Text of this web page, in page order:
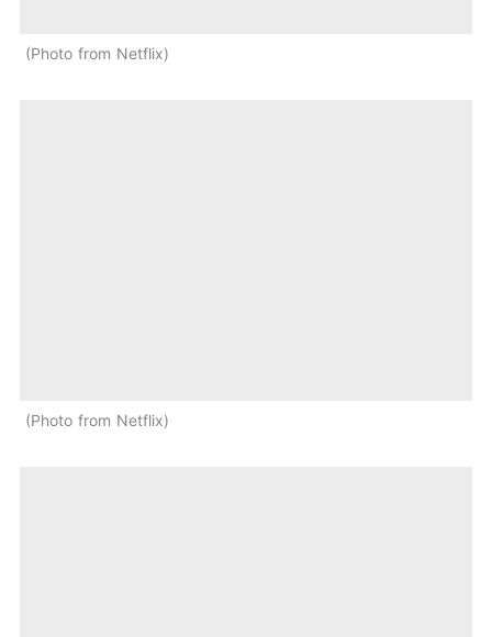
Photo from Netflix
Photo from Netflix